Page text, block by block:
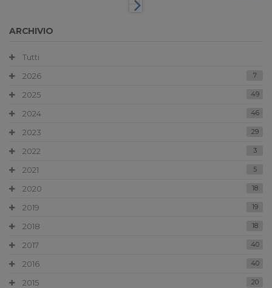
ARCHIVIO
Tutti
2026
7
2025 49
2024 46
2023 29
2022 3
2021 5
2020 18
2019 19
2018 18
2017 40
2016 40
2015 20